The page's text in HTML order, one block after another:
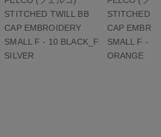
STITCHED TWILL BB
CAP EMBROIDERY
SMALL F - 10 BLACK_F
SILVER
STITCHED
CAP
SMALL F -
ORANGE